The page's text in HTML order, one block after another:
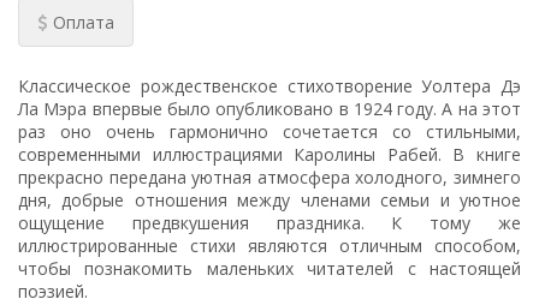
Оплата
Классическое рождественское стихотворение Уолтера Дэ
Ла Мэра впервые было опубликовано в 1924 году. А на этот
раз оно очень гармонично сочетается со стильными,
современными иллюстрациями Каролины Рабей. В книге
прекрасно передана уютная атмосфера холодного, зимнего
дня, добрые отношения между членами семьи и уютное
ощущение предвкушения праздника. К тому же
иллюстрированные стихи являются отличным способом,
чтобы познакомить маленьких читателей с настоящей
поэзией.